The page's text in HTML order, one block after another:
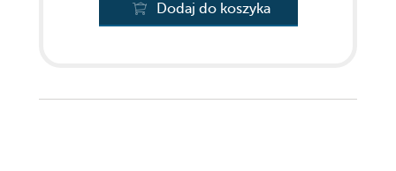
Dodaj do koszyka